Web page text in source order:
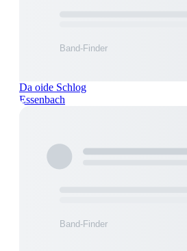
Da oide Schlog
Essenbach